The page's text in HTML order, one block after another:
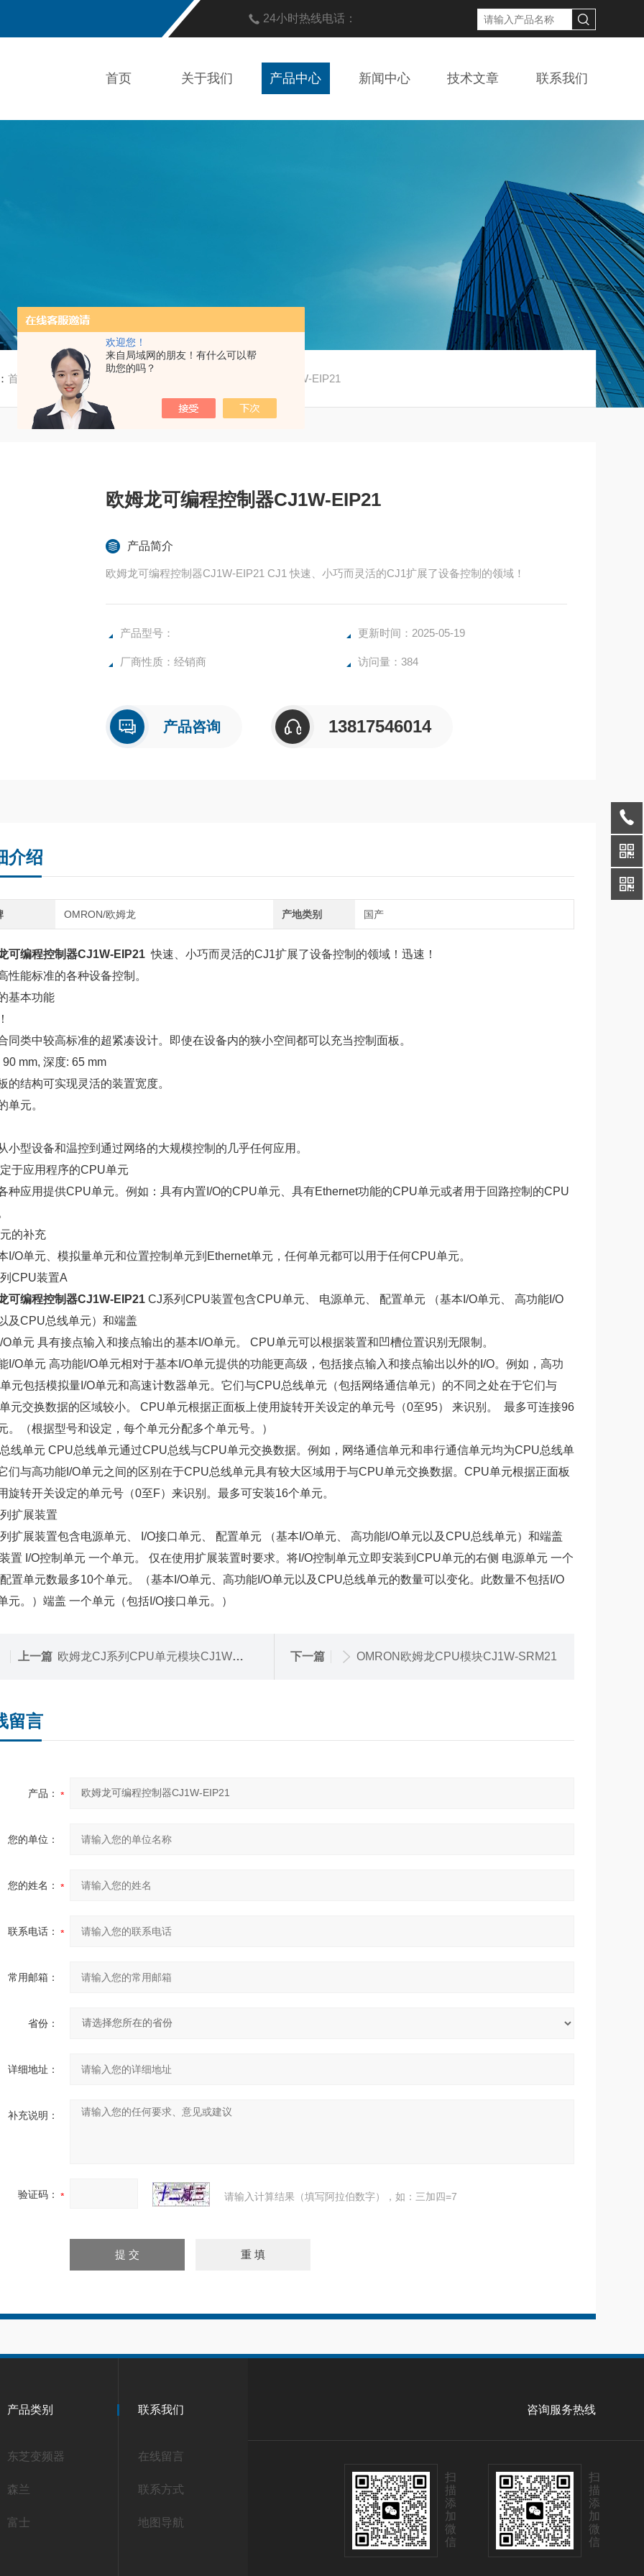
欢迎您！
来自局域网的朋友！有什么可以帮
助您的吗？
24小时热线电话：
首页 关于我们 产品中心 新闻中心 技术文章 联系我们
首页 产品中心/ / 欧姆龙可编程控制器CJ1W-EIP21
欧姆龙可编程控制器CJ1W-EIP21
产品简介
欧姆龙可编程控制器CJ1W-EIP21 CJ1 快速、小巧而灵活的CJ1扩展了设备控制的领域！
产品型号： 更新时间：2025-05-19
厂商性质：经销商 访问量：384
产品咨询 13817546014
介绍
OMRON/欧姆龙 产地类别 国产
可编程控制器CJ1W-EIP21快速、小巧而灵活的CJ1扩展了设备控制的领域！迅速！
性能标准的各种设备控制。
基本功能
同类中较高标准的超紧凑设计。即使在设备内的狭小空间都可以充当控制面板。
90 mm, 深度: 65 mm
的结构可实现灵活的装置宽度。
单元。
小型设备和温控到通过网络的大规模控制的几乎任何应用。
于应用程序的CPU单元
种应用提供CPU单元。例如：具有内置I/O的CPU单元、具有Ethernet功能的CPU单元或者用于回路控制的CPU
的补充
I/O单元、模拟量单元和位置控制单元到Ethernet单元，任何单元都可以用于任何CPU单元。
CPU装置A
可编程控制器CJ1W-EIP21 CJ系列CPU装置包含CPU单元、 电源单元、 配置单元 （基本I/O单元、 高功能I/O
及CPU总线单元）和端盖
O单元 具有接点输入和接点输出的基本I/O单元。 CPU单元可以根据装置和凹槽位置识别无限制。
I/O单元 高功能I/O单元相对于基本I/O单元提供的功能更高级，包括接点输入和接点输出以外的I/O。例如，高功
元包括模拟量I/O单元和高速计数器单元。它们与CPU总线单元（包括网络通信单元）的不同之处在于它们与
元交换数据的区域较小。 CPU单元根据正面板上使用旋转开关设定的单元号（0至95） 来识别。 最多可连接96
。（根据型号和设定，每个单元分配多个单元号。）
线单元 CPU总线单元通过CPU总线与CPU单元交换数据。例如，网络通信单元和串行通信单元均为CPU总线单
们与高功能I/O单元之间的区别在于CPU总线单元具有较大区域用于与CPU单元交换数据。CPU单元根据正面板
旋转开关设定的单元号（0至F）来识别。最多可安装16个单元。
扩展装置
扩展装置包含电源单元、 I/O接口单元、 配置单元 （基本I/O单元、 高功能I/O单元以及CPU总线单元）和端盖
置 I/O控制单元 一个单元。 仅在使用扩展装置时要求。将I/O控制单元立即安装到CPU单元的右侧 电源单元 一个
置单元数最多10个单元。（基本I/O单元、高功能I/O单元以及CPU总线单元的数量可以变化。此数量不包括I/O
元。）端盖 一个单元（包括I/O接口单元。）
上一篇 欧姆龙CJ系列CPU单元模块CJ1W-SCU21-V1 下一篇 OMRON欧姆龙CPU模块CJ1W-SRM21
留言
产品：
您的单位：
您的姓名：
联系电话：
常用邮箱：
省份：
详细地址：
补充说明：
验证码： 请输入计算结果（填写阿拉伯数字），如：三加四=7
产品类别
东芝变频器
森兰
富士
联系我们
在线留言
联系方式
地图导航
咨询服务热线
扫
描
添
加
微
信
扫
描
添
加
微
信